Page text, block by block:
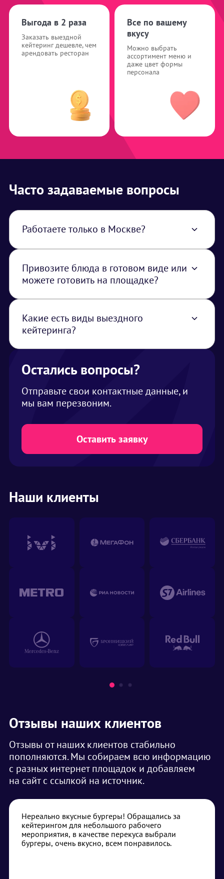
Выгода в 2 раза
Заказать выездной
кейтеринг дешевле, чем
арендовать ресторан
Все по вашему
вкусу
Можно выбрать
ассортимент меню и
даже цвет формы
персонала
Часто задаваемые вопросы
Работаете только в Москве?
стоимость услуги закладывается логистика
из Москвы
Привозите блюда в готовом виде или
можете готовить на площадке?
приготовить на месте, главное, чтобы было
разрешение от площадки на готовку
(разрешены ли источники открытого дыма
или огня на площадке)
Какие есть виды выездного
кейтеринга?
конференции, семинара), фуршет, банкет,
приветственный коктейль (необычные
напитки и легкие закуски)
Остались вопросы?
Отправьте свои контактные данные, и
мы вам перезвоним.
Оставить заявку
Наши клиенты
Отзывы наших клиентов
Отзывы от наших клиентов стабильно
пополняются. Мы собираем всю информацию
с разных интернет площадок и добавляем
на сайт с ссылкой на источник.
Нереально вкусные бургеры! Обращались за
кейтерингом для небольшого рабочего
мероприятия, в качестве перекуса выбрали
бургеры, очень вкусно, всем понравилось.